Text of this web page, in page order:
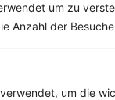
um zu
Anzahl der
um dieTipps